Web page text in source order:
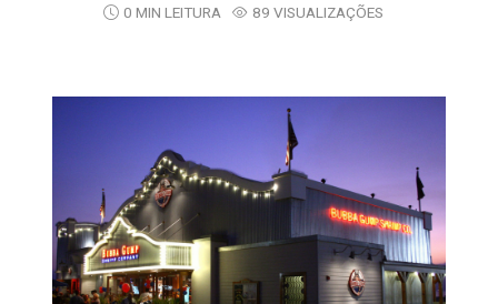
0 MIN LEITURA
89 VISUALIZAÇÕES